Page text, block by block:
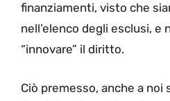
finanziamenti, visto che
nell’elenco degli esclusi, e
“innovare” il diritto.
Ciò premesso, anche a noi